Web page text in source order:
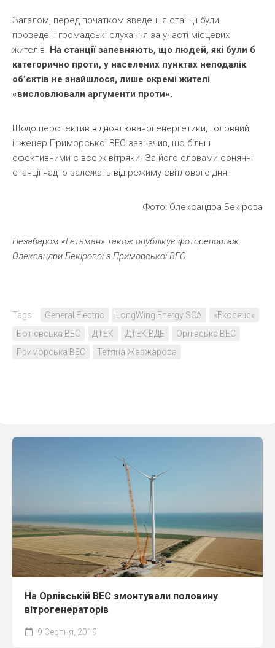
Загалом, перед початком зведення станції були
проведені громадські слухання за участі місцевих
жителів. На станції запевняють, що людей, які були б
категорично проти, у населених пунктах неподалік
об’єктів не знайшлося, лише окремі жителі
«висловлювали аргументи проти».
Щодо перспектив відновлюваної енергетики, головний
інженер Приморської ВЕС зазначив, що більш
ефективними є все ж вітряки. За його словами сонячні
станції надто залежать від режиму світлового дня.
Фото: Олександра Бекірова
Незабаром «Гетьман» також опублікує фоторепортаж
Олександри Бекірової з Приморської ВЕС.
Tags: General Electric LongWing Energy SCA
«Екосенс»
Ботієвська ВЕС
ДТЕК ДТЕК ВДЕ
Орлівська ВЕС
Приморська ВЕС
Тетяна Жавжарова
На Орлівській ВЕС змонтували половину
вітрогенераторів
9 Серпня, 2019